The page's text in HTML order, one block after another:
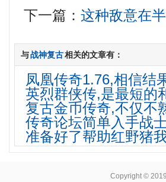
下一篇：这种敌意在
与战神复古相关的文章有：
凤凰传奇1.76,相信结
英烈群侠传,是最短的
复古金币传奇,不仅不
传奇论坛简单入手战
准备好了帮助红野猪
Copyright ©